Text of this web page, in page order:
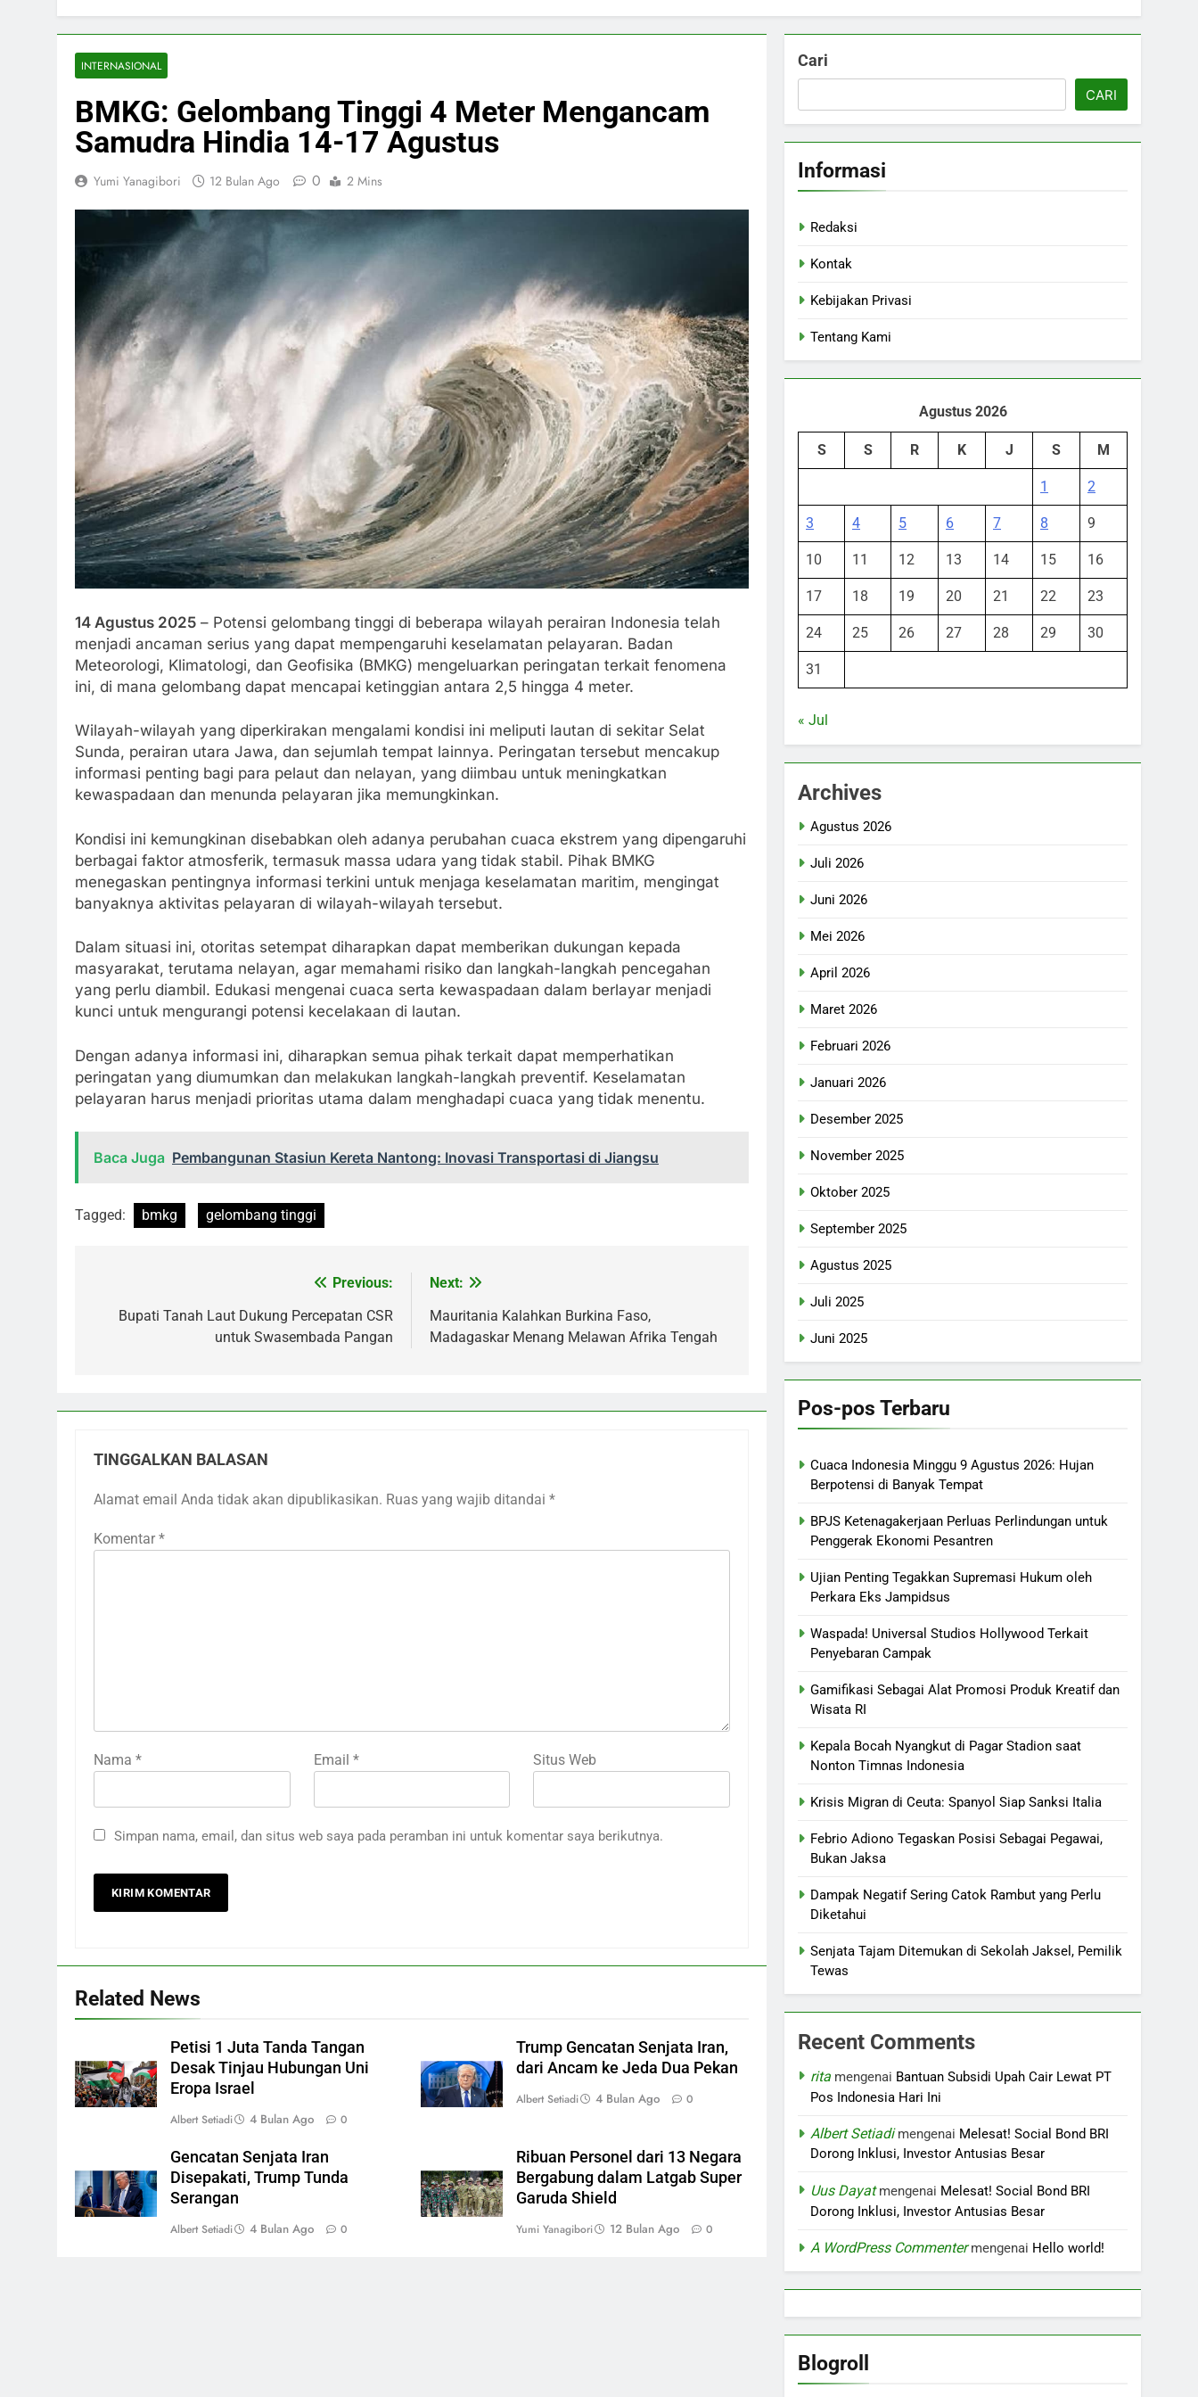
INTERNASIONAL
BMKG: Gelombang Tinggi 4 Meter Mengancam
Samudra Hindia 14-17 Agustus
Yumi Yanagibori 12 Bulan Ago 0 2 Mins
14 Agustus 2025 – Potensi gelombang tinggi di beberapa wilayah perairan Indonesia telah
menjadi ancaman serius yang dapat mempengaruhi keselamatan pelayaran. Badan
Meteorologi, Klimatologi, dan Geofisika (BMKG) mengeluarkan peringatan terkait fenomena
ini, di mana gelombang dapat mencapai ketinggian antara 2,5 hingga 4 meter.
Wilayah-wilayah yang diperkirakan mengalami kondisi ini meliputi lautan di sekitar Selat
Sunda, perairan utara Jawa, dan sejumlah tempat lainnya. Peringatan tersebut mencakup
informasi penting bagi para pelaut dan nelayan, yang diimbau untuk meningkatkan
kewaspadaan dan menunda pelayaran jika memungkinkan.
Kondisi ini kemungkinan disebabkan oleh adanya perubahan cuaca ekstrem yang dipengaruhi
berbagai faktor atmosferik, termasuk massa udara yang tidak stabil. Pihak BMKG
menegaskan pentingnya informasi terkini untuk menjaga keselamatan maritim, mengingat
banyaknya aktivitas pelayaran di wilayah-wilayah tersebut.
Dalam situasi ini, otoritas setempat diharapkan dapat memberikan dukungan kepada
masyarakat, terutama nelayan, agar memahami risiko dan langkah-langkah pencegahan
yang perlu diambil. Edukasi mengenai cuaca serta kewaspadaan dalam berlayar menjadi
kunci untuk mengurangi potensi kecelakaan di lautan.
Dengan adanya informasi ini, diharapkan semua pihak terkait dapat memperhatikan
peringatan yang diumumkan dan melakukan langkah-langkah preventif. Keselamatan
pelayaran harus menjadi prioritas utama dalam menghadapi cuaca yang tidak menentu.
Baca Juga Pembangunan Stasiun Kereta Nantong: Inovasi Transportasi di Jiangsu
Tagged: bmkg gelombang tinggi
pos
Previous:
Bupati Tanah Laut Dukung Percepatan CSR
untuk Swasembada Pangan
Next:
Mauritania Kalahkan Burkina Faso,
Madagaskar Menang Melawan Afrika Tengah
TINGGALKAN BALASAN
Alamat email Anda tidak akan dipublikasikan. Ruas yang wajib ditandai *
Komentar *
Nama * Email * Situs Web
Simpan nama, email, dan situs web saya pada peramban ini untuk komentar saya berikutnya.
Related News
Petisi 1 Juta Tanda Tangan
Desak Tinjau Hubungan Uni
Eropa Israel
Albert Setiadi 4 Bulan Ago 0
Trump Gencatan Senjata Iran,
dari Ancam ke Jeda Dua Pekan
Albert Setiadi 4 Bulan Ago 0
Gencatan Senjata Iran
Disepakati, Trump Tunda
Serangan
Albert Setiadi 4 Bulan Ago 0
Ribuan Personel dari 13 Negara
Bergabung dalam Latgab Super
Garuda Shield
Yumi Yanagibori 12 Bulan Ago 0
Cari
CARI
Informasi
Redaksi
Kontak
Kebijakan Privasi
Tentang Kami
Agustus 2026
S S R K J S M
1 2
3 4 5 6 7 8 9
10 11 12 13 14 15 16
17 18 19 20 21 22 23
24 25 26 27 28 29 30
31
« Jul
Archives
Agustus 2026
Juli 2026
Juni 2026
Mei 2026
April 2026
Maret 2026
Februari 2026
Januari 2026
Desember 2025
November 2025
Oktober 2025
September 2025
Agustus 2025
Juli 2025
Juni 2025
Pos-pos Terbaru
Cuaca Indonesia Minggu 9 Agustus 2026: Hujan
Berpotensi di Banyak Tempat
BPJS Ketenagakerjaan Perluas Perlindungan untuk
Penggerak Ekonomi Pesantren
Ujian Penting Tegakkan Supremasi Hukum oleh
Perkara Eks Jampidsus
Waspada! Universal Studios Hollywood Terkait
Penyebaran Campak
Gamifikasi Sebagai Alat Promosi Produk Kreatif dan
Wisata RI
Kepala Bocah Nyangkut di Pagar Stadion saat
Nonton Timnas Indonesia
Krisis Migran di Ceuta: Spanyol Siap Sanksi Italia
Febrio Adiono Tegaskan Posisi Sebagai Pegawai,
Bukan Jaksa
Dampak Negatif Sering Catok Rambut yang Perlu
Diketahui
Senjata Tajam Ditemukan di Sekolah Jaksel, Pemilik
Tewas
Recent Comments
rita mengenai Bantuan Subsidi Upah Cair Lewat PT
Pos Indonesia Hari Ini
Albert Setiadimengenai Melesat! Social Bond BRI
Dorong Inklusi, Investor Antusias Besar
Uus Dayatmengenai Melesat! Social Bond BRI
Dorong Inklusi, Investor Antusias Besar
A WordPress Commentermengenai Hello world!
Blogroll